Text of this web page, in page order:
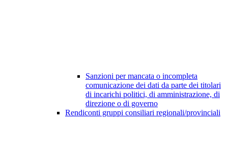
Sanzioni per mancata o incompleta
comunicazione dei dati da parte dei titolari
di incarichi politici, di amministrazione, di
direzione o di governo
Rendiconti gruppi consiliari regionali/provinciali